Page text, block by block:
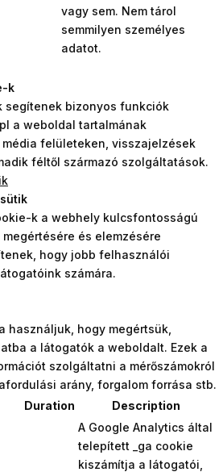
vagy sem. Nem tárol
semmilyen személyes
adatot.
k
segítenek bizonyos funkciók
a weboldal tartalmának
felületeken, visszajelzések
féltől származó szolgáltatások.
k a webhely kulcsfontosságú
és elemzésére
hogy jobb felhasználói
számára.
használjuk, hogy megértsük,
a látogatók a weboldalt. Ezek a
szolgáltatni a mérőszámokról
arány, forgalom forrása stb.
Duration Description
A Google Analytics által
telepített _ga cookie
kiszámítja a látogatói,